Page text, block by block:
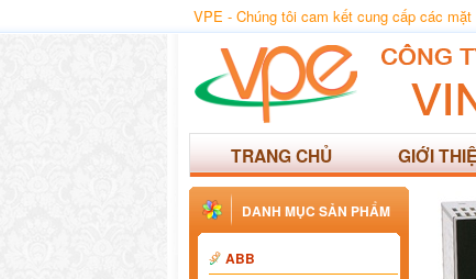
VPE - Chúng tôi cam kết cung cấp các
TRANG CHỦ GIỚI
DANH MỤC SẢN PHẨM
ABB